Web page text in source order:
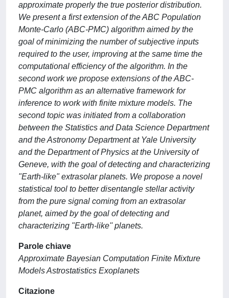
approximate properly the true posterior distribution.
We present a first extension of the ABC Population
Monte-Carlo (ABC-PMC) algorithm aimed by the
goal of minimizing the number of subjective inputs
required to the user, improving at the same time the
computational efficiency of the algorithm. In the
second work we propose extensions of the ABC-
PMC algorithm as an alternative framework for
inference to work with finite mixture models. The
second topic was initiated from a collaboration
between the Statistics and Data Science Department
and the Astronomy Department at Yale University
and the Department of Physics at the University of
Geneve, with the goal of detecting and characterizing
"Earth-like" extrasolar planets. We propose a novel
statistical tool to better disentangle stellar activity
from the pure signal coming from an extrasolar
planet, aimed by the goal of detecting and
characterizing "Earth-like'' planets.
Parole chiave
Approximate Bayesian Computation Finite Mixture
Models Astrostatistics Exoplanets
Citazione